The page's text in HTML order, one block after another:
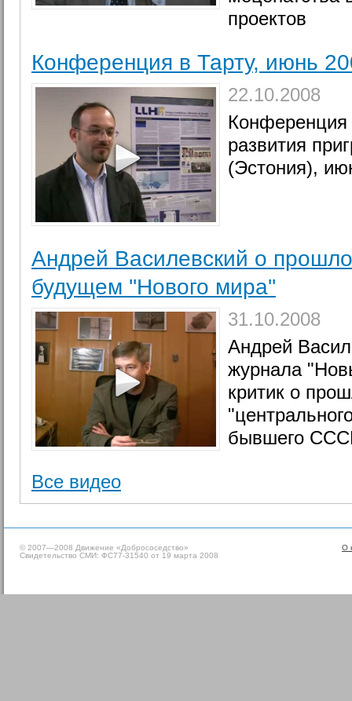
проектов
Конференция в Тарту, июнь
22.10.2008
Конференция
развития
(Эстония),
Андрей Василевский о
будущем ''Нового мира''
31.10.2008
Андрей
журнала
критик о
бывшего
Все видео
О
© 2007—2008 Движение «Добрососедство»
Свидетельство СМИ: ФС77-31540 от 19 марта 2008